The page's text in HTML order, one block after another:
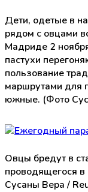
Дети, одетые в
рядом с овцами
Мадриде 2
пастухи
пользование
маршрутами для
южные. (Фото
Овцы бредут в
проводящегося
Сусаны Вера /